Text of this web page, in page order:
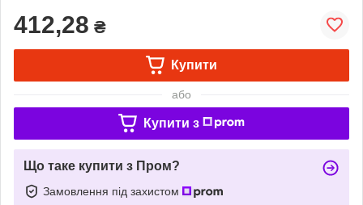
412,28 ₴
Купити
або
Купити з
Що таке купити з Пром?
Замовлення під захистом